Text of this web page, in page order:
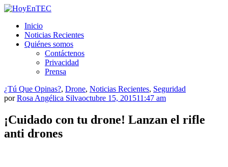
Saltar
contenido.
Inicio
Noticias Recientes
Quiénes somos
Contáctenos
Privacidad
Prensa
¿Tú Que Opinas?, Drone, Noticias Recientes, Seguridad
porRosa Angélica Silvaoctubre 15, 201511:47 am
¡Cuidado con tu drone! Lanzan el rifle
anti drones